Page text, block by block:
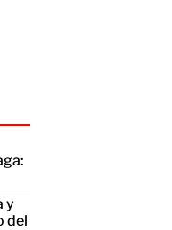
y
del